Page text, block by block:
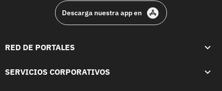
Descarga nuestra app en
RED DE PORTALES
SERVICIOS CORPORATIVOS